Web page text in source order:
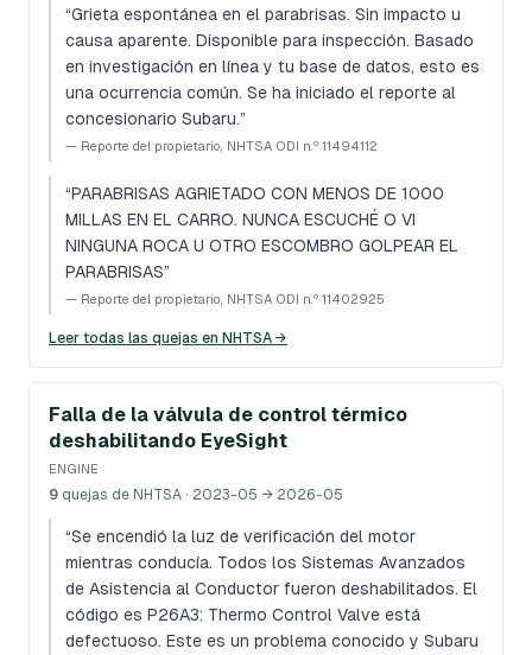
“Grieta espontánea en el parabrisas. Sin impacto u
causa aparente. Disponible para inspección. Basado
en investigación en línea y tu base de datos, esto es
una ocurrencia común. Se ha iniciado el reporte al
concesionario Subaru.”
— Reporte del propietario, NHTSA ODI n.º 11494112
“PARABRISAS AGRIETADO CON MENOS DE 1000
MILLAS EN EL CARRO. NUNCA ESCUCHÉ O VI
NINGUNA ROCA U OTRO ESCOMBRO GOLPEAR EL
PARABRISAS”
— Reporte del propietario, NHTSA ODI n.º 11402925
Leer todas las quejas en NHTSA →
Falla de la válvula de control térmico
deshabilitando EyeSight
ENGINE
9 quejas de NHTSA · 2023-05 → 2026-05
“Se encendió la luz de verificación del motor
mientras conducía. Todos los Sistemas Avanzados
de Asistencia al Conductor fueron deshabilitados. El
código es P26A3: Thermo Control Valve está
defectuoso. Este es un problema conocido y Subaru